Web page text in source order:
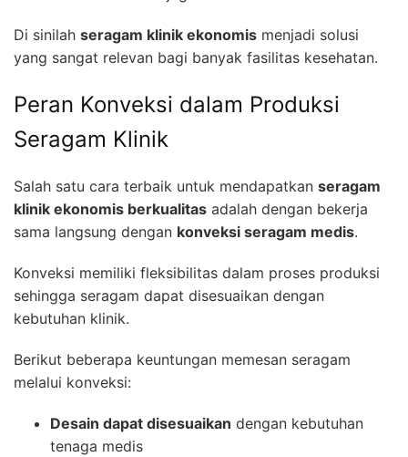
Di sinilah seragam klinik ekonomis menjadi solusi
yang sangat relevan bagi banyak fasilitas kesehatan.
Peran Konveksi dalam Produksi
Seragam Klinik
Salah satu cara terbaik untuk mendapatkan seragam
klinik ekonomis berkualitas adalah dengan bekerja
sama langsung dengan konveksi seragam medis.
Konveksi memiliki fleksibilitas dalam proses produksi
sehingga seragam dapat disesuaikan dengan
kebutuhan klinik.
Berikut beberapa keuntungan memesan seragam
melalui konveksi:
Desain dapat disesuaikan dengan kebutuhan
tenaga medis